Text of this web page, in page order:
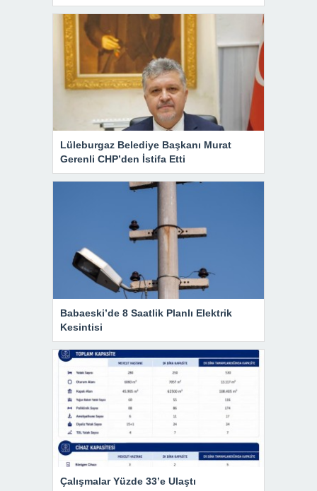
Lüleburgaz Belediye Başkanı Murat
Gerenli CHP’den İstifa Etti
Babaeski’de 8 Saatlik Planlı Elektrik
Kesintisi
Çalışmalar Yüzde 33’e Ulaştı